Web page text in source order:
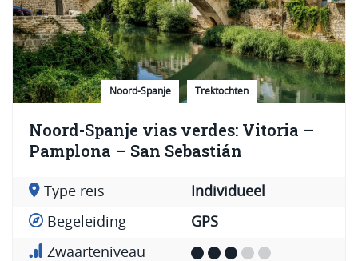
Noord-Spanje Trektochten
Noord-Spanje vias verdes: Vitoria –
Pamplona – San Sebastián
Type reis Individueel
Begeleiding GPS
Zwaarteniveau